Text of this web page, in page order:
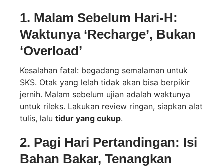
1. Malam Sebelum Hari-H:
Waktunya ‘Recharge’, Bukan
‘Overload’
Kesalahan fatal: begadang semalaman untuk
SKS. Otak yang lelah tidak akan bisa berpikir
jernih. Malam sebelum ujian adalah waktunya
untuk rileks. Lakukan review ringan, siapkan alat
tulis, lalu tidur yang cukup.
2. Pagi Hari Pertandingan: Isi
Bahan Bakar, Tenangkan